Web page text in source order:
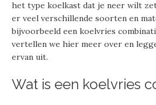
het type koelkast dat je neer wilt
er veel verschillende soorten en
bijvoorbeeld een koelvries
vertellen we hier meer over en
ervan uit.
Wat is een koelvries